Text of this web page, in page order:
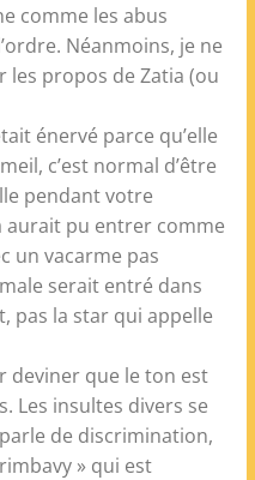
comme les abus
Néanmoins, je ne
les propos de Zatia (ou
énervé parce qu’elle
c’est normal d’être
pendant votre
aurait pu entrer comme
un vacarme pas
serait entré dans
pas la star qui appelle
deviner que le ton est
Les insultes divers se
de discrimination,
» qui est